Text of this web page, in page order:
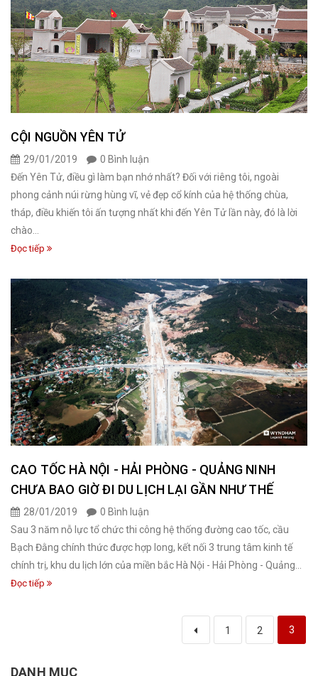
CỘI NGUỒN YÊN TỬ
29/01/2019
0 Bình luận
Đến Yên Tử, điều gì làm bạn nhớ nhất? Đối với riêng tôi, ngoài
phong cảnh núi rừng hùng vĩ, vẻ đẹp cổ kính của hệ thống chùa,
tháp, điều khiến tôi ấn tượng nhất khi đến Yên Tử lần này, đó là lời
chào...
Đọc tiếp
CAO TỐC HÀ NỘI - HẢI PHÒNG - QUẢNG NINH
CHƯA BAO GIỜ ĐI DU LỊCH LẠI GẦN NHƯ THẾ
28/01/2019
0 Bình luận
Sau 3 năm nỗ lực tổ chức thi công hệ thống đường cao tốc, cầu
Bạch Đằng chính thức được hợp long, kết nối 3 trung tâm kinh tế
chính trị, khu du lịch lớn của miền bắc Hà Nội - Hải Phòng - Quảng...
Đọc tiếp
1 2 3
DANH MỤC